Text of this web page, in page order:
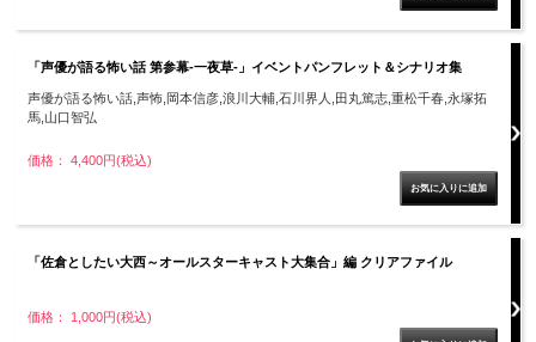
「声優が語る怖い話 第参幕‐一夜草‐」イベントパンフレット＆シナリオ集
声優が語る怖い話,声怖,岡本信彦,浪川大輔,石川界人,田丸篤志,重松千春,永塚拓
馬,山口智弘
価格： 4,400円(税込)
「佐倉としたい大西～オールスターキャスト大集合」編 クリアファイル
価格： 1,000円(税込)